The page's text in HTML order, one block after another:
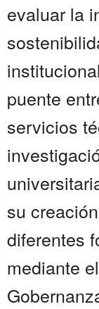
evaluar la
puente
servicios
su
diferentes
mediante